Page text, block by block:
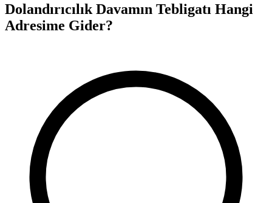
Dolandırıcılık Davamın Tebligatı Hangi
Adresime Gider?